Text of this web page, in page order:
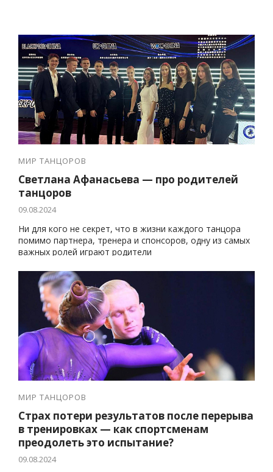
МИР ТАНЦОРОВ
Светлана Афанасьева — про родителей
танцоров
09.08.2024
Ни для кого не секрет, что в жизни каждого танцора
помимо партнера, тренера и спонсоров, одну из самых
важных ролей играют родители
МИР ТАНЦОРОВ
Страх потери результатов после перерыва
в тренировках — как спортсменам
преодолеть это испытание?
09.08.2024